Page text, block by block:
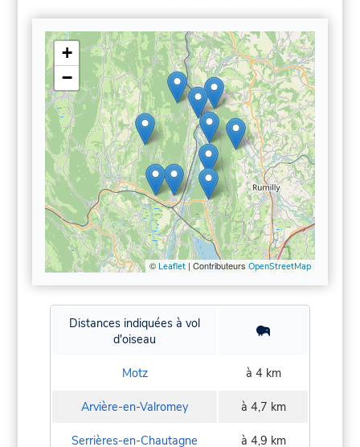
+
−
© Leaflet| Contributeurs OpenStreetMap
Distances indiquées à vol
d'oiseau
Motz à 4 km
Arvière-en-Valromey à 4,7 km
Serrières-en-Chautagne à 4,9 km